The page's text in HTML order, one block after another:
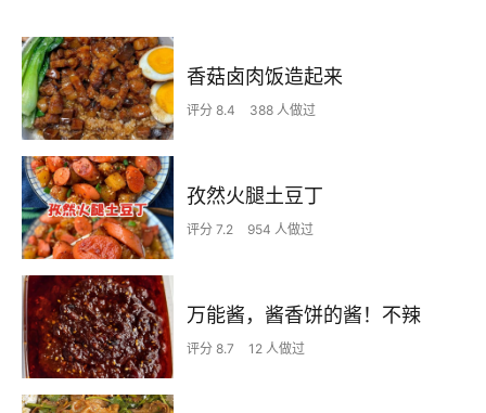
香菇卤肉饭造起来
评分 8.4 388 人做过
孜然火腿土豆丁
评分 7.2 954 人做过
万能酱，酱香饼的酱！不辣
评分 8.7 12 人做过